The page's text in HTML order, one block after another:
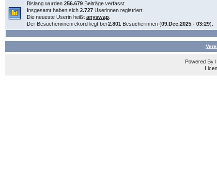
Bislang wurden 256.679Beiträge verfasst.
Insgesamt haben sich 2.727Userinnen registriert.
Die neueste Userin heißt anyswap.
Der Besucherinnenrekord liegt bei 2.801 Besucherinnen (09.Dec.2025 - 03:29).
Powered By